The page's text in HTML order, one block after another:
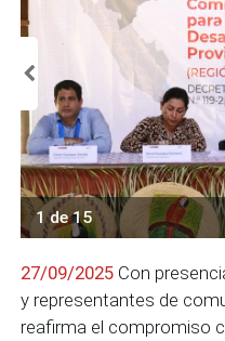
1 de 15
27/09/2025 Con
y representantes de
reafirma el compromiso